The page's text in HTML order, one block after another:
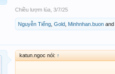
Chiều lượm lúa 3/7/25
Nguyễn Tiếng Gold Minhnhan.buon and
katun.ngoc nói: ↑